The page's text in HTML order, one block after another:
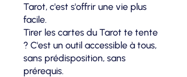
Tarot, c'est s'offrir une vie plus
facile.
Tirer les cartes du Tarot te tente
? C'est un outil accessible à tous,
sans prédisposition, sans
prérequis.